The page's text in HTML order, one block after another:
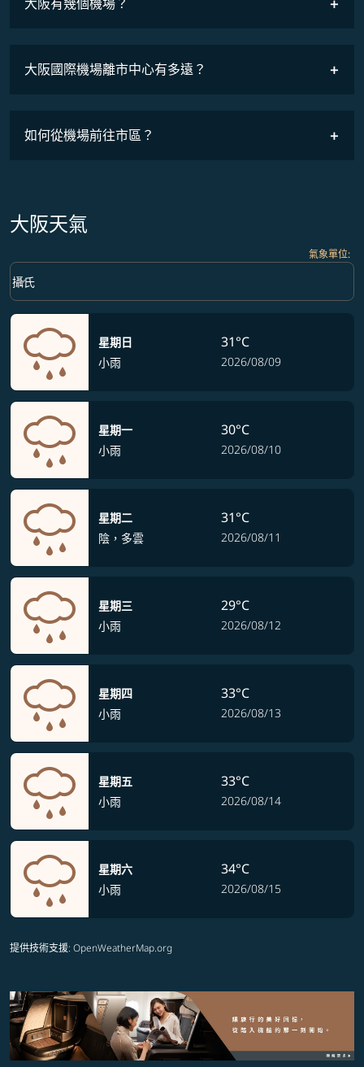
大阪國際機場離市中心有多遠？
如何從機場前往市區？
大阪天氣
氣象單位:
Weather unit option 攝氏 Selected
攝氏
keyboard_arrow_down
星期日
小雨
31°C
2026/08/09
星期一
小雨
30°C
2026/08/10
星期二
陰，多雲
31°C
2026/08/11
星期三
小雨
29°C
2026/08/12
星期四
小雨
33°C
2026/08/13
星期五
小雨
33°C
2026/08/14
星期六
小雨
34°C
2026/08/15
提供技術支援: OpenWeatherMap.org